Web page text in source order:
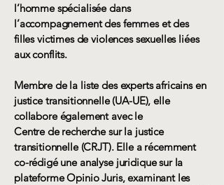
l’homme spécialisée dans
l’accompagnement des femmes et des
filles victimes de violences sexuelles liées
aux conflits.
Membre de la liste des experts africains en
justice transitionnelle (UA-UE), elle
collabore également avec le
Centre de recherche sur la justice
transitionnelle (CRJT). Elle a récemment
co-rédigé une analyse juridique sur la
plateforme Opinio Juris, examinant les